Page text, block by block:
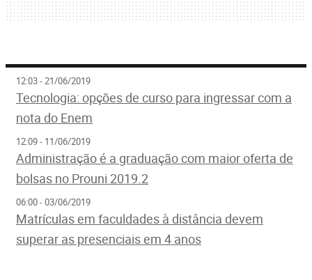
12:03 - 21/06/2019
Tecnologia: opções de curso para ingressar com a
nota do Enem
12:09 - 11/06/2019
Administração é a graduação com maior oferta de
bolsas no Prouni 2019.2
06:00 - 03/06/2019
Matrículas em faculdades à distância devem
superar as presenciais em 4 anos